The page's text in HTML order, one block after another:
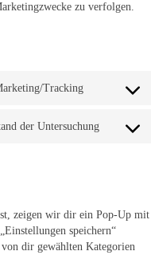
zu verfolgen.
Tracking
der Untersuchung
zeigen wir dir ein Pop-Up mit
speichern“
dir gewählten Kategorien